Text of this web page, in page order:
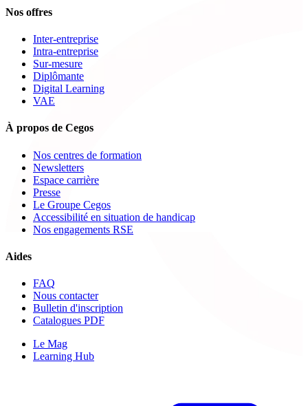
Nos offres
Inter-entreprise
Intra-entreprise
Sur-mesure
Diplômante
Digital Learning
VAE
À propos de Cegos
Nos centres de formation
Newsletters
Espace carrière
Presse
Le Groupe Cegos
Accessibilité en situation de handicap
Nos engagements RSE
Aides
FAQ
Nous contacter
Bulletin d'inscription
Catalogues PDF
Le Mag
Learning Hub